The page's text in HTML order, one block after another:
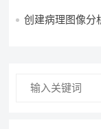
统，资源充足的
创建病理图像分